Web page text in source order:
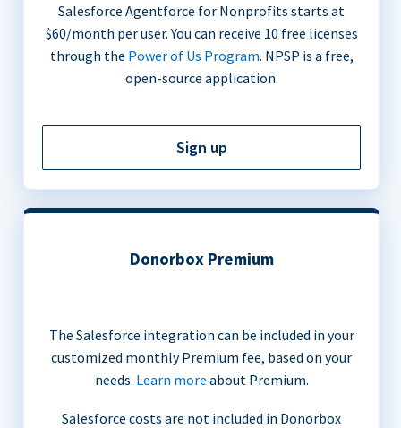
Salesforce Agentforce for Nonprofits starts at
$60/month per user. You can receive 10 free licenses
through the Power of Us Program. NPSP is a free,
open-source application.
Sign up
Donorbox Premium
The Salesforce integration can be included in your
customized monthly Premium fee, based on your
needs. Learn more about Premium.
Salesforce costs are not included in Donorbox